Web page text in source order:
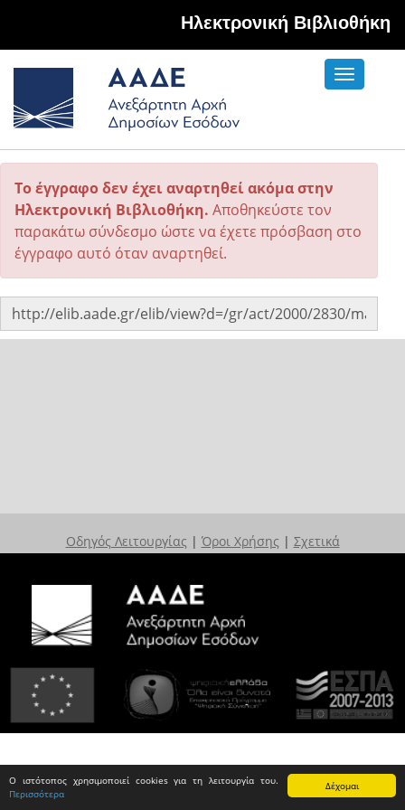
Δέχομαι
Ο ιστότοπος χρησιμοποιεί cookies για τη λειτουργία του.
Περισσότερα
Hλεκτρονική Βιβλιοθήκη
Toggle
Το έγγραφο δεν έχει αναρτηθεί ακόμα στην
Ηλεκτρονική Βιβλιοθήκη. Αποθηκεύστε τον
παρακάτω σύνδεσμο ώστε να έχετε πρόσβαση στο
έγγραφο αυτό όταν αναρτηθεί.
Οδηγός Λειτουργίας | Όροι Χρήσης | Σχετικά